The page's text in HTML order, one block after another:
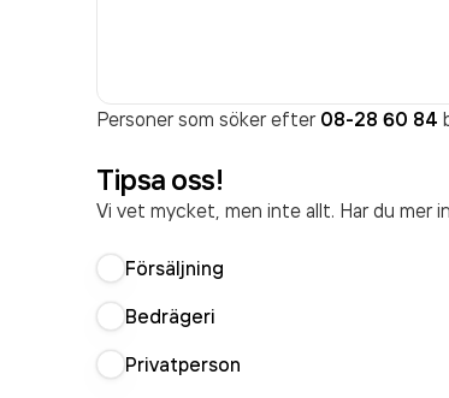
Personer som söker efter 08-28 60 84
Tipsa oss!
Vi vet mycket, men inte allt. Har du
Försäljning
Bedrägeri
Privatperson